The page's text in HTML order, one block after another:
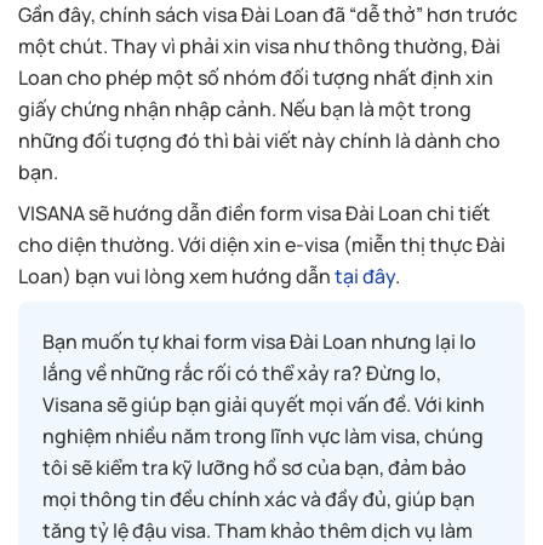
Gần đây, chính sách visa Đài Loan đã “dễ thở” hơn trước
một chút. Thay vì phải xin visa như thông thường, Đài
Loan cho phép một số nhóm đối tượng nhất định xin
giấy chứng nhận nhập cảnh. Nếu bạn là một trong
những đối tượng đó thì bài viết này chính là dành cho
bạn.
VISANA sẽ hướng dẫn điền form visa Đài Loan chi tiết
cho diện thường. Với diện xin e-visa (miễn thị thực Đài
Loan) bạn vui lòng xem hướng dẫntại đây.
Bạn muốn tự khai form visa Đài Loan nhưng lại lo
lắng về những rắc rối có thể xảy ra? Đừng lo,
Visana sẽ giúp bạn giải quyết mọi vấn đề. Với kinh
nghiệm nhiều năm trong lĩnh vực làm visa, chúng
tôi sẽ kiểm tra kỹ lưỡng hồ sơ của bạn, đảm bảo
mọi thông tin đều chính xác và đầy đủ, giúp bạn
tăng tỷ lệ đậu visa. Tham khảo thêm dịch vụ làm